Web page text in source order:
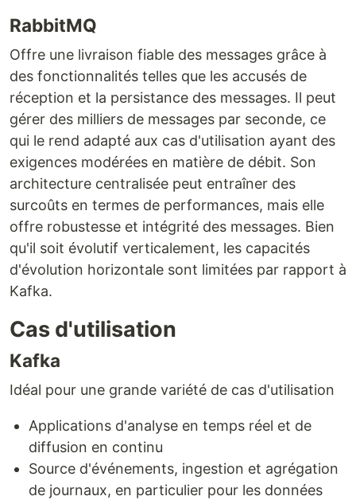
RabbitMQ
Offre une livraison fiable des messages grâce à
des fonctionnalités telles que les accusés de
réception et la persistance des messages. Il peut
gérer des milliers de messages par seconde, ce
qui le rend adapté aux cas d'utilisation ayant des
exigences modérées en matière de débit. Son
architecture centralisée peut entraîner des
surcoûts en termes de performances, mais elle
offre robustesse et intégrité des messages. Bien
qu'il soit évolutif verticalement, les capacités
d'évolution horizontale sont limitées par rapport à
Kafka.
Cas d'utilisation
Kafka
Idéal pour une grande variété de cas d'utilisation
Applications d'analyse en temps réel et de
diffusion en continu
Source d'événements, ingestion et agrégation
de journaux, en particulier pour les données